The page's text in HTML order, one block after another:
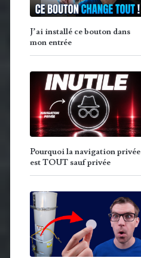
J’ai installé ce bouton dans
mon entrée
Pourquoi la navigation privée
est TOUT sauf privée